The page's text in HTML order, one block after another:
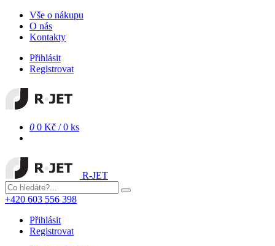
Vše o nákupu
O nás
Kontakty
Přihlásit
Registrovat
0 0 Kč /0 ks
R-JET
+420 603 556 398
Přihlásit
Registrovat